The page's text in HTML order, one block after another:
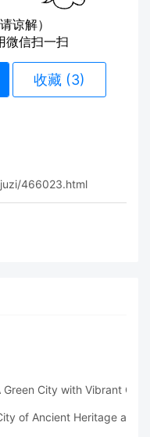
谅解）
微信扫一扫
收藏 (3)
466023.html
Green City with Vibrant
of Ancient Heritage and